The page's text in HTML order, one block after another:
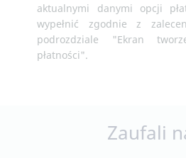
aktualnymi danymi opcji
wypełnić zgodnie z
podrozdziale "Ekran
płatności".
Zaufali